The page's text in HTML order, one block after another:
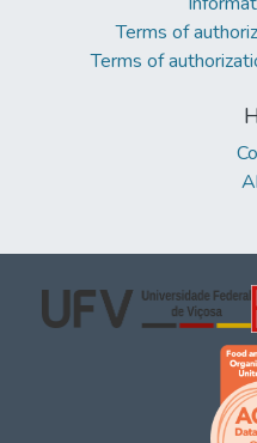
Terms of
Terms of